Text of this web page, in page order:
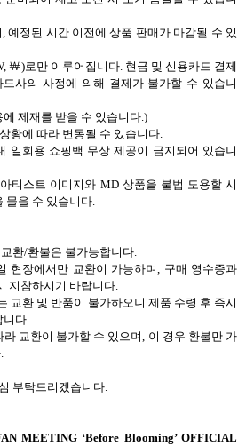
,예정된 시간 이전에 상품 판매가 마감될 수 있
￦)로만 이루어집니다. 현금 및 신용카드 결제
드사의 사정에 의해 결제가 불가할 수 있습니
제재를 받을 수 있습니다.)
황에 따라 변동될 수 있습니다.
일회용 쇼핑백 무상 제공이 금지되어 있습니
티스트 이미지와 MD 상품을 불법 도용할 시
물을 수 있습니다.
환/환불은 불가능합니다.
현장에서만 교환이 가능하며, 구매 영수증과
지참하시기 바랍니다.
교환 및 반품이 불가하오니 제품 수령 후 즉시
니다.
교환이 불가할 수 있으며, 이 경우 환불만 가
.
부탁드리겠습니다.
MEETING ‘Before Blooming’ OFFICIAL